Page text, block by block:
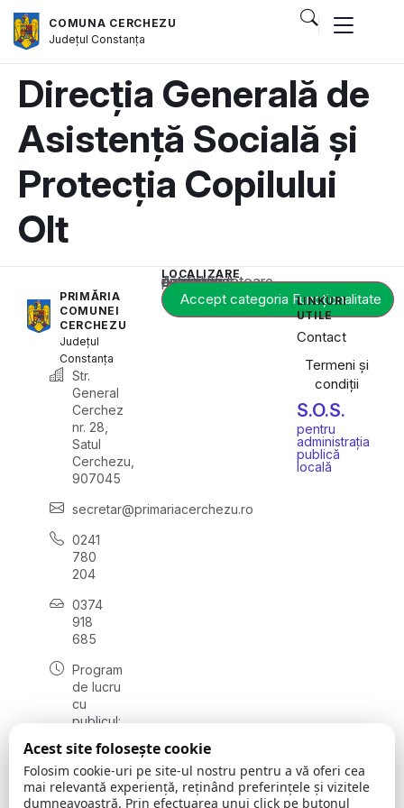
COMUNA CERCHEZU
JudețulConstanța
Direcția Generală de
Asistență Socială și
Protecția Copilului
Olt
PRIMĂRIA
COMUNEI
CERCHEZU
Județul
Constanța
Str.
General
Cerchez
nr. 28,
Satul
Cerchezu,
907045
secretar@primariacerchezu.ro
0241
780
204
0374
918
685
Program
de lucru
cu
publicul:
08:00 -
16:30
, vineri:
LOCALIZARE
Acest conținut este blocat până când acceptați categoria corespunzătoare de cookie-uri.
Accept categoria Funcționalitate
LINKURI
UTILE
Contact
Termeni și
condiții
S.O.S.
pentru
administrația
publică
locală
Acest site folosește cookie
Folosim cookie-uri pe site-ul nostru pentru a vă oferi cea
mai relevantă experiență, reținând preferințele și vizitele
dumneavoastră. Prin efectuarea unui click pe butonul